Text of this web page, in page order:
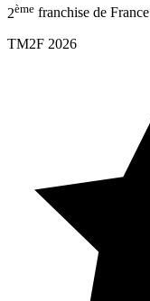
2ème franchise de France
TM2F 2026